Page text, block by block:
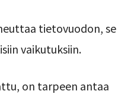
tietovuodon, se
vaikutuksiin.
on tarpeen antaa